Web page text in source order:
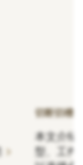
chevron_right
切断切槽
本文介绍
型、工件